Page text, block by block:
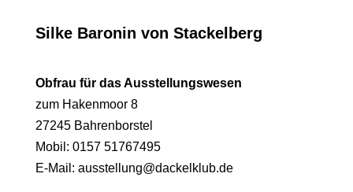
Silke Baronin von Stackelberg
Obfrau für das Ausstellungswesen
zum Hakenmoor 8
27245 Bahrenborstel
Mobil: 0157 51767495
E-Mail: ausstellung@dackelklub.de